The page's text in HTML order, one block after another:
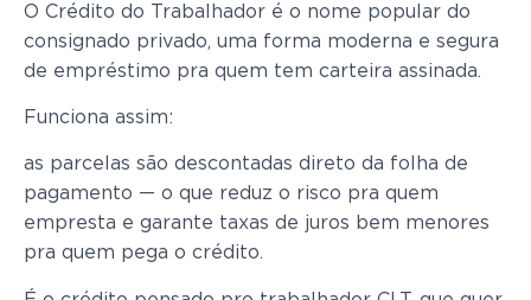
O Crédito do Trabalhador é o nome popular do
consignado privado, uma forma moderna e segura
de empréstimo pra quem tem carteira assinada.
Funciona assim:
as parcelas são descontadas direto da folha de
pagamento — o que reduz o risco pra quem
empresta e garante taxas de juros bem menores
pra quem pega o crédito.